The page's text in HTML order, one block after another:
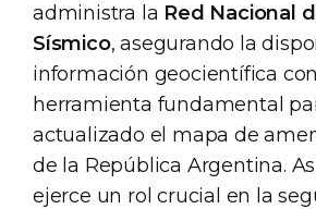
administra la Red Nacional
Sísmico, asegurando la
información geocientífica
herramienta fundamental
actualizado el mapa de
de la República Argentina.
ejerce un rol crucial en la